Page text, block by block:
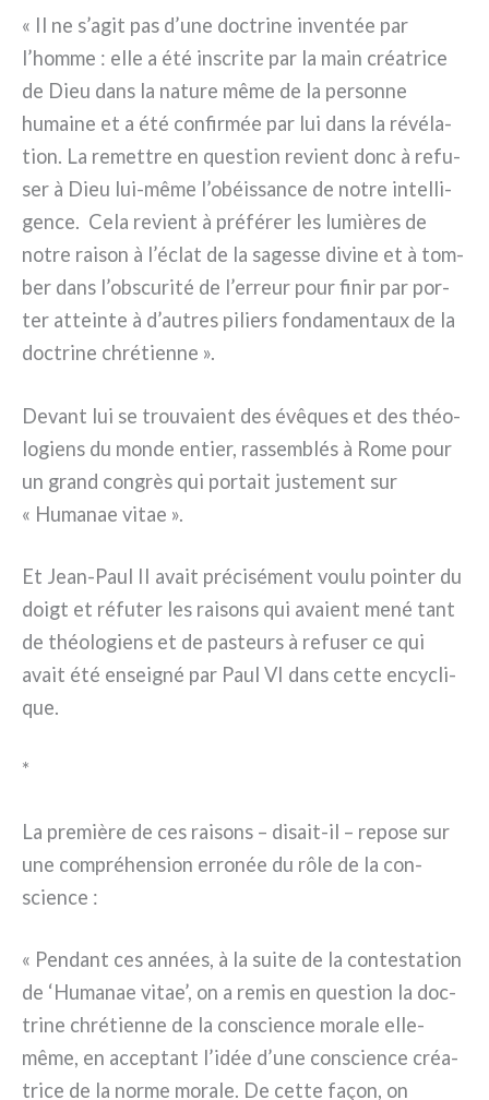
« Il ne s’agit pas d’une doc­tri­ne inven­tée par
l’homme : elle a été inscri­te par la main créa­tri­ce
de Dieu dans la natu­re même de la per­son­ne
humai­ne et a été con­fir­mée par lui dans la révé­la­
tion. La remet­tre en que­stion revient donc à refu­
ser à Dieu lui-même l’obéissance de notre intel­li­
gen­ce. Cela revient à pré­fé­rer les lumiè­res de
notre rai­son à l’éclat de la sages­se divi­ne et à tom­
ber dans l’obscurité de l’erreur pour finir par por­
ter attein­te à d’autres piliers fon­da­men­taux de la
doc­tri­ne chré­tien­ne ».
Devant lui se trou­va­ient des évê­ques et des théo­
lo­giens du mon­de entier, ras­sem­blés à Rome pour
un grand con­grès qui por­tait juste­ment sur
« Humanae vitae ».
Et Jean-Paul II avait pré­ci­sé­ment vou­lu poin­ter du
doigt et réfu­ter les rai­sons qui ava­ient mené tant
de théo­lo­giens et de pasteurs à refu­ser ce qui
avait été ensei­gné par Paul VI dans cet­te ency­cli­
que.
*
La pre­miè­re de ces rai­sons – disait-il – repo­se sur
une com­pré­hen­sion erro­née du rôle de la con­
scien­ce :
« Pendant ces années, à la sui­te de la con­te­sta­tion
de ‘Humanae vitae’, on a remis en que­stion la doc­
tri­ne chré­tien­ne de la con­scien­ce mora­le elle-
même, en accep­tant l’idée d’une con­scien­ce créa­
tri­ce de la nor­me mora­le. De cet­te façon, on